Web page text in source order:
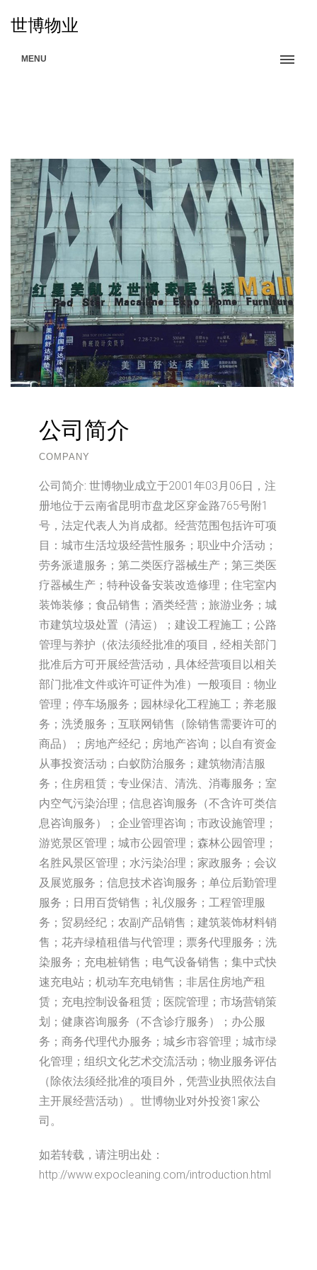
世博物业
MENU
公司简介
COMPANY
公司简介: 世博物业成立于2001年03月06日，注
册地位于云南省昆明市盘龙区穿金路765号附1
号，法定代表人为肖成都。经营范围包括许可项
目：城市生活垃圾经营性服务；职业中介活动；
劳务派遣服务；第二类医疗器械生产；第三类医
疗器械生产；特种设备安装改造修理；住宅室内
装饰装修；食品销售；酒类经营；旅游业务；城
市建筑垃圾处置（清运）；建设工程施工；公路
管理与养护（依法须经批准的项目，经相关部门
批准后方可开展经营活动，具体经营项目以相关
部门批准文件或许可证件为准）一般项目：物业
管理；停车场服务；园林绿化工程施工；养老服
务；洗烫服务；互联网销售（除销售需要许可的
商品）；房地产经纪；房地产咨询；以自有资金
从事投资活动；白蚁防治服务；建筑物清洁服
务；住房租赁；专业保洁、清洗、消毒服务；室
内空气污染治理；信息咨询服务（不含许可类信
息咨询服务）；企业管理咨询；市政设施管理；
游览景区管理；城市公园管理；森林公园管理；
名胜风景区管理；水污染治理；家政服务；会议
及展览服务；信息技术咨询服务；单位后勤管理
服务；日用百货销售；礼仪服务；工程管理服
务；贸易经纪；农副产品销售；建筑装饰材料销
售；花卉绿植租借与代管理；票务代理服务；洗
染服务；充电桩销售；电气设备销售；集中式快
速充电站；机动车充电销售；非居住房地产租
赁；充电控制设备租赁；医院管理；市场营销策
划；健康咨询服务（不含诊疗服务）；办公服
务；商务代理代办服务；城乡市容管理；城市绿
化管理；组织文化艺术交流活动；物业服务评估
（除依法须经批准的项目外，凭营业执照依法自
主开展经营活动）。世博物业对外投资1家公
司。
如若转载，请注明出处：
http://www.expocleaning.com/introduction.html